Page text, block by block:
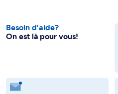
Besoin d’aide?
On est là pour vous!